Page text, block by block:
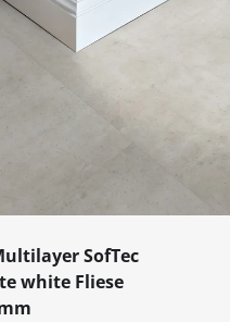
SofTec
white Fliese